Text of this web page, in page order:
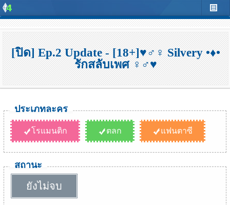
[ปิด] Ep.2 Update - [18+]♥♂♀ Silvery •♦•
รักสลับเพศ ♀♂♥
ประเภทละคร
โรแมนติก ตลก แฟนตาซี
สถานะ
ยังไม่จบ